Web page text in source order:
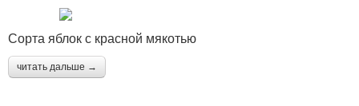
Сорта яблок с красной мякотью
читать дальше →